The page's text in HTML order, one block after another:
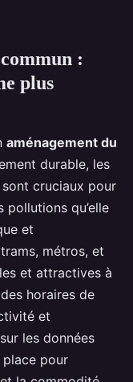
:
plus
aménagement du
durable, les
cruciaux pour
qu’elle
et
métros, et
et attractives à
horaires de
et
les données
pour